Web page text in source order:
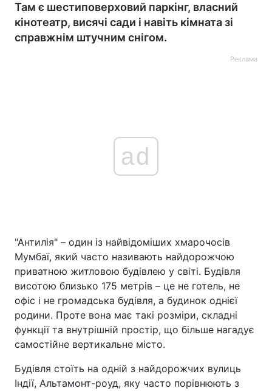
Головна Війна
Україна Політика
Спорт Наука
Техно і зв'язок Лайт
Зброя Інциденти
Там є шестиповерховий паркінг, власний
кінотеатр, висячі сади і навіть кімната зі
справжнім штучним снігом.
Реклама
ad
"Антилія" – один із найвідоміших хмарочосів
Мумбаї, який часто називають найдорожчою
приватною житловою будівлею у світі. Будівля
висотою близько 175 метрів – це не готель, не
офіс і не громадська будівля, а будинок однієї
родини. Проте вона має такі розміри, складні
функції та внутрішній простір, що більше нагадує
самостійне вертикальне місто.
Будівля стоїть на одній з найдорожчих вулиць
Індії, Альтамонт-роуд, яку часто порівнюють з